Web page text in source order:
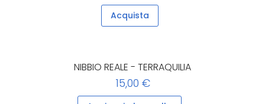
Acquista
NIBBIO REALE - TERRAQUILIA
15,00 €